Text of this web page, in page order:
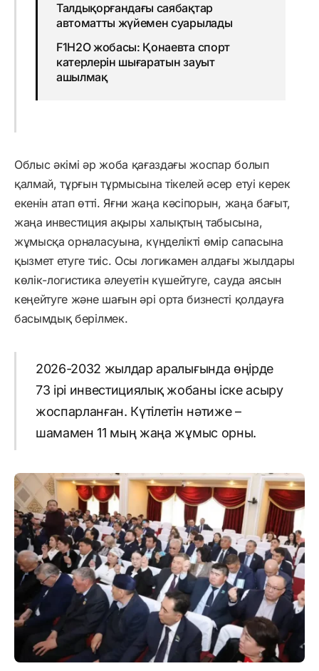
Талдықорғандағы саябақтар
автоматты жүйемен суарылады
F1H2O жобасы: Қонаевта спорт
катерлерін шығаратын зауыт
ашылмақ
Облыс әкімі әр жоба қағаздағы жоспар болып
қалмай, тұрғын тұрмысына тікелей әсер етуі керек
екенін атап өтті. Яғни жаңа кәсіпорын, жаңа бағыт,
жаңа инвестиция ақыры халықтың табысына,
жұмысқа орналасуына, күнделікті өмір сапасына
қызмет етуге тиіс. Осы логикамен алдағы жылдары
көлік-логистика әлеуетін күшейтуге, сауда аясын
кеңейтуге және шағын әрі орта бизнесті қолдауға
басымдық берілмек.
2026-2032 жылдар аралығында өңірде
73 ірі инвестициялық жобаны іске асыру
жоспарланған. Күтілетін нәтиже –
шамамен 11 мың жаңа жұмыс орны.